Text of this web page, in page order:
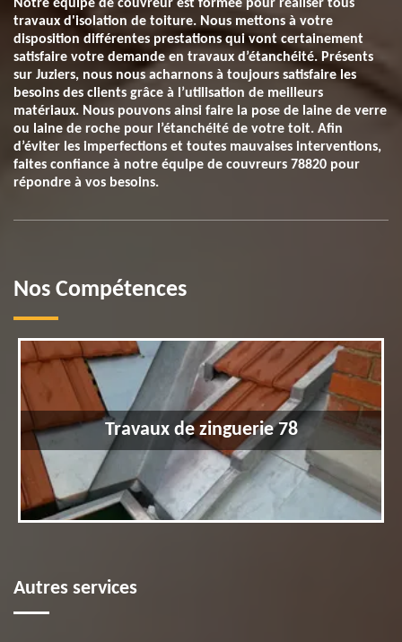
Notre équipe de couvreur est formée pour réaliser tous
travaux d'isolation de toiture. Nous mettons à votre
disposition différentes prestations qui vont certainement
satisfaire votre demande en travaux d’étanchéité. Présents
sur Juziers, nous nous acharnons à toujours satisfaire les
besoins des clients grâce à l’utilisation de meilleurs
matériaux. Nous pouvons ainsi faire la pose de laine de verre
ou laine de roche pour l’étanchéité de votre toit. Afin
d’éviter les imperfections et toutes mauvaises interventions,
faites confiance à notre équipe de couvreurs 78820 pour
répondre à vos besoins.
Nos Compétences
Travaux de zinguerie 78
Autres services